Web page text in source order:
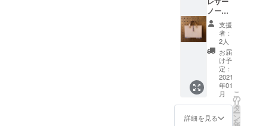
（日本
産天然
皮革の
姫路レ
ザー）
です。
革は、
使い込
むほど
に味わ
いとツ
ヤが増
してい
ル） ②
こども
達へ
ノート
を１冊
お贈り
しま
す。 こ
ども達
へ贈る
ノート
には、
ご支援
ノート
（B６サ
イズ）
とお礼
のメッ
セージ
＋こど
も達へ
のノー
ト１
冊】
①BAG
支援
者：
2人
お届
け予
定：
2021
年01
月
詳細を見る
こ
の
リ
タ
ー
ン
を